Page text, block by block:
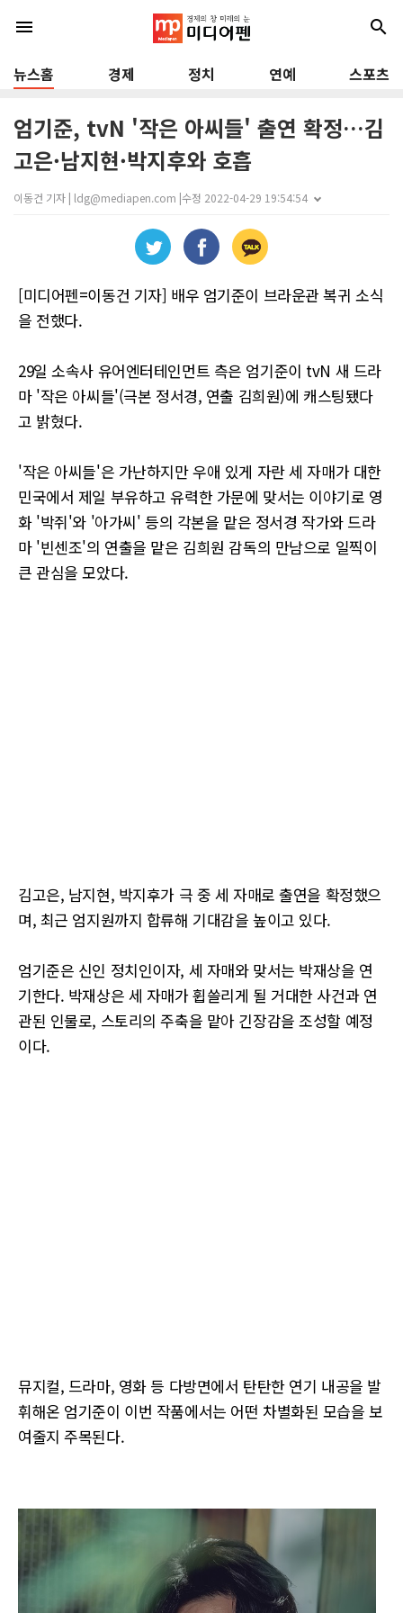
menu search
뉴스홈 경제 정치 연예 스포츠
엄기준, tvN '작은 아씨들' 출연 확정…김
고은·남지현·박지후와 호흡
이동건 기자 | ldg@mediapen.com |수정 2022-04-29 19:54:54
[미디어펜=이동건 기자] 배우 엄기준이 브라운관 복귀 소식
을 전했다.
29일 소속사 유어엔터테인먼트 측은 엄기준이 tvN 새 드라
마 '작은 아씨들'(극본 정서경, 연출 김희원)에 캐스팅됐다
고 밝혔다.
'작은 아씨들'은 가난하지만 우애 있게 자란 세 자매가 대한
민국에서 제일 부유하고 유력한 가문에 맞서는 이야기로 영
화 '박쥐'와 '아가씨' 등의 각본을 맡은 정서경 작가와 드라
마 '빈센조'의 연출을 맡은 김희원 감독의 만남으로 일찍이
큰 관심을 모았다.
김고은, 남지현, 박지후가 극 중 세 자매로 출연을 확정했으
며, 최근 엄지원까지 합류해 기대감을 높이고 있다.
엄기준은 신인 정치인이자, 세 자매와 맞서는 박재상을 연
기한다. 박재상은 세 자매가 휩쓸리게 될 거대한 사건과 연
관된 인물로, 스토리의 주축을 맡아 긴장감을 조성할 예정
이다.
뮤지컬, 드라마, 영화 등 다방면에서 탄탄한 연기 내공을 발
휘해온 엄기준이 이번 작품에서는 어떤 차별화된 모습을 보
여줄지 주목된다.